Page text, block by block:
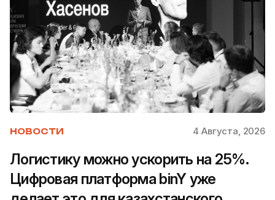
НОВОСТИ 4 Августа, 2026
Логистику можно ускорить на 25%.
Цифровая платформа binY уже